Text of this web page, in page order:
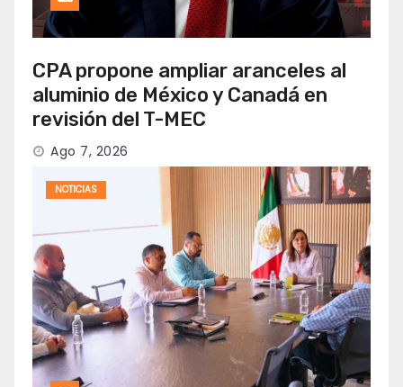
CPA propone ampliar aranceles al
aluminio de México y Canadá en
revisión del T-MEC
Ago 7, 2026
NOTICIAS